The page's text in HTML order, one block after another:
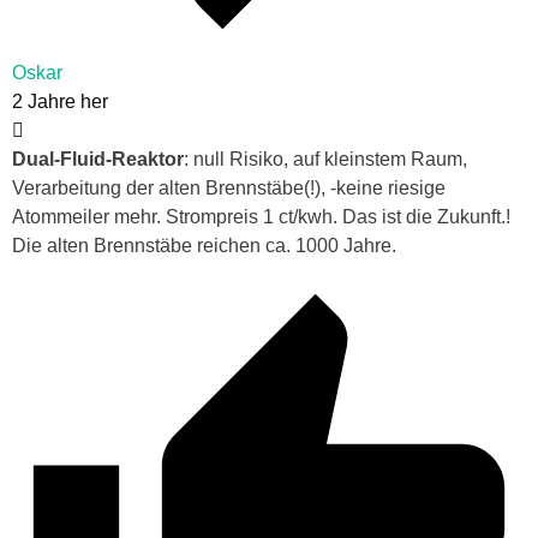
Oskar
2 Jahre her
Dual-Fluid-Reaktor: null Risiko, auf kleinstem Raum,
Verarbeitung der alten Brennstäbe(!), -keine riesige
Atommeiler mehr. Strompreis 1 ct/kwh. Das ist die Zukunft.!
Die alten Brennstäbe reichen ca. 1000 Jahre.